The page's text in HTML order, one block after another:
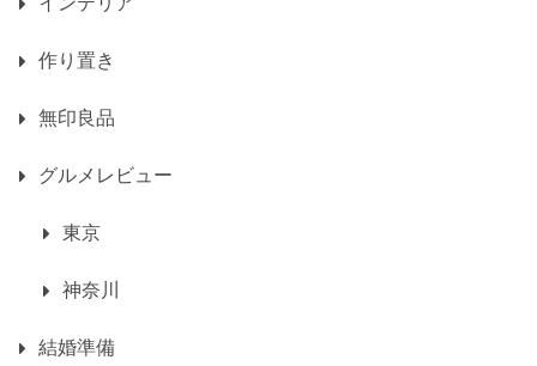
作り置き
無印良品
グルメレビュー
東京
神奈川
結婚準備